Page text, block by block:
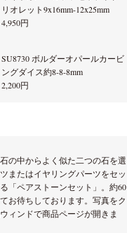
リオレット9x16mm-12x25mm
4,950円
SU8730 ボルダーオパールカービ
ングダイス約8-8-8mm
2,200円
の中からよく似た二つの石を選
またはイヤリングパーツをセッ
「ペアストーンセット」。約60
お待ちしております。写真をク
ィンドで商品ページが開きま